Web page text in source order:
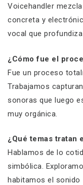
Voicehandler
concreta y
vocal que
¿Cómo fue el
Fue un proceso
Trabajamos
sonoras que luego
muy orgánica.
¿Qué temas tratan
Hablamos de lo
simbólica.
habitamos el sonido